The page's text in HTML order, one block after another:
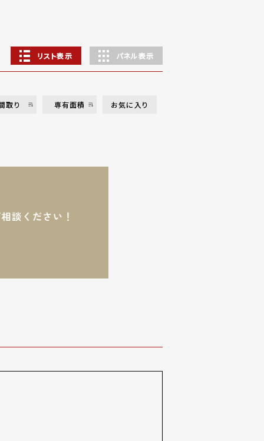
リスト表示 パネル表示
取り 専有面積 お気に入り